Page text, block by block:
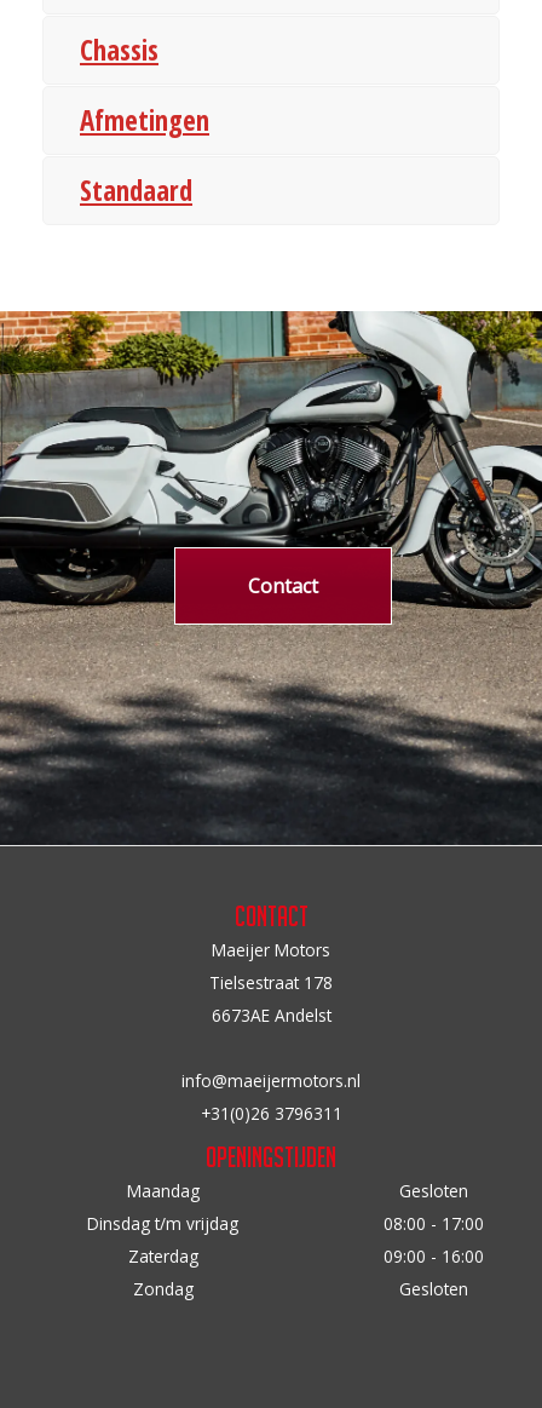
Chassis
Afmetingen
Standaard
Contact
Contact
Maeijer Motors
Tielsestraat 178
6673AE Andelst
info@maeijermotors.nl
+31(0)26 3796311
Openingstijden
Maandag
Gesloten
Dinsdag t/m vrijdag
08:00 - 17:00
Zaterdag
09:00 - 16:00
Zondag
Gesloten